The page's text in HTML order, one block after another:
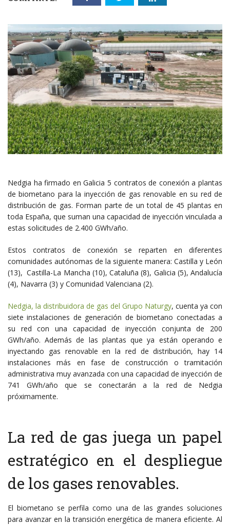
Nedgia ha firmado en Galicia 5 contratos de conexión a plantas
de biometano para la inyección de gas renovable en su red de
distribución de gas. Forman parte de un total de 45 plantas en
toda España, que suman una capacidad de inyección vinculada a
estas solicitudes de 2.400 GWh/año.
Estos contratos de conexión se reparten en diferentes
comunidades autónomas de la siguiente manera: Castilla y León
(13), Castilla-La Mancha (10), Cataluña (8), Galicia (5), Andalucía
(4), Navarra (3) y Comunidad Valenciana (2).
Nedgia, la distribuidora de gas del Grupo Naturgy, cuenta ya con
siete instalaciones de generación de biometano conectadas a
su red con una capacidad de inyección conjunta de 200
GWh/año. Además de las plantas que ya están operando e
inyectando gas renovable en la red de distribución, hay 14
instalaciones más en fase de construcción o tramitación
administrativa muy avanzada con una capacidad de inyección de
741 GWh/año que se conectarán a la red de Nedgia
próximamente.
La red de gas juega un papel
estratégico en el despliegue
de los gases renovables.
El biometano se perfila como una de las grandes soluciones
para avanzar en la transición energética de manera eficiente. Al